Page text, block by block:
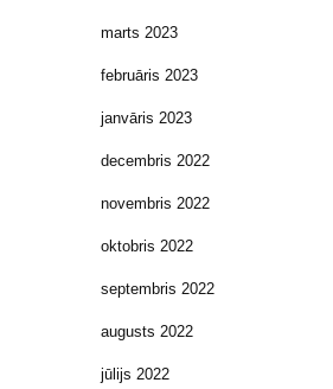
marts 2023
februāris 2023
janvāris 2023
decembris 2022
novembris 2022
oktobris 2022
septembris 2022
augusts 2022
jūlijs 2022